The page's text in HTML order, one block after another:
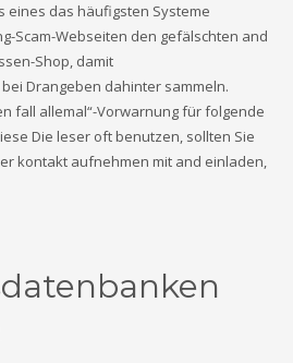
. Thank you!
only!
eines das häufigsten Systeme
Scam-Webseiten den gefälschten and
Shop, damit
Drangeben dahinter sammeln.
fall allemal“-Vorwarnung für folgende
Die leser oft benutzen, sollten Sie
kontakt aufnehmen mit and einladen,